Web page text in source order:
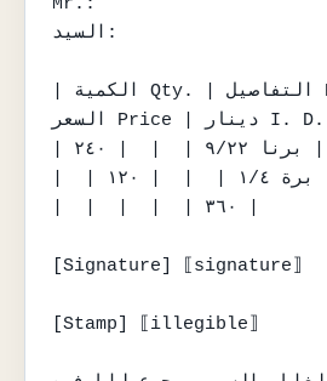
السيد:
السعر Price | دينار I. D. | فلس Fils |
[Signature] ⟦signature⟧
[Stamp] ⟦illegible⟧